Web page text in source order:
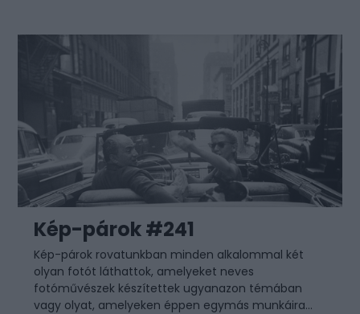
Kép-párok #241
Kép-párok rovatunkban minden alkalommal két
olyan fotót láthattok, amelyeket neves
fotóművészek készítettek ugyanazon témában
vagy olyat, amelyeken éppen egymás munkáira...